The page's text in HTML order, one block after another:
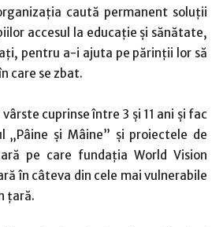
caută permanent soluţii
accesul la educaţie şi sănătate,
pentru a-i ajuta pe părinţii lor să
care se zbat.
vârste cuprinse între 3 şi 11 ani şi fac
„Pâine şi Mâine” şi proiectele de
pe care fundaţia World Vision
în câteva din cele mai vulnerabile
ţară.